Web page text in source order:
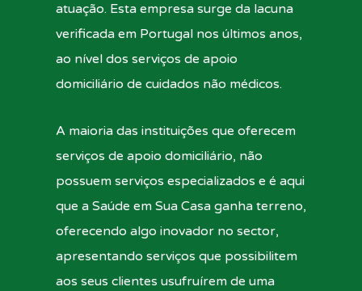
atuação. Esta empresa surge da lacuna
verificada em Portugal nos últimos anos,
ao nível dos serviços de apoio
domiciliário de cuidados não médicos.
A maioria das instituições que oferecem
serviços de apoio domiciliário, não
possuem serviços especializados e é aqui
que a Saúde em Sua Casa ganha terreno,
oferecendo algo inovador no sector,
apresentando serviços que possibilitem
aos seus clientes usufruírem de uma